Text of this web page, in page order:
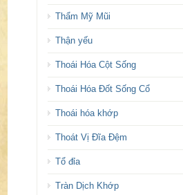
Thẩm Mỹ Mũi
Thận yếu
Thoái Hóa Cột Sống
Thoái Hóa Đốt Sống Cổ
Thoái hóa khớp
Thoát Vị Đĩa Đệm
Tổ đỉa
Tràn Dịch Khớp